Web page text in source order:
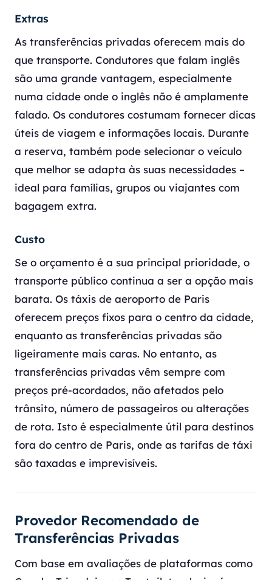
Extras
As transferências privadas oferecem mais do
que transporte. Condutores que falam inglês
são uma grande vantagem, especialmente
numa cidade onde o inglês não é amplamente
falado. Os condutores costumam fornecer dicas
úteis de viagem e informações locais. Durante
a reserva, também pode selecionar o veículo
que melhor se adapta às suas necessidades –
ideal para famílias, grupos ou viajantes com
bagagem extra.
Custo
Se o orçamento é a sua principal prioridade, o
transporte público continua a ser a opção mais
barata. Os táxis de aeroporto de Paris
oferecem preços fixos para o centro da cidade,
enquanto as transferências privadas são
ligeiramente mais caras. No entanto, as
transferências privadas vêm sempre com
preços pré-acordados, não afetados pelo
trânsito, número de passageiros ou alterações
de rota. Isto é especialmente útil para destinos
fora do centro de Paris, onde as tarifas de táxi
são taxadas e imprevisíveis.
Provedor Recomendado de
Transferências Privadas
Com base em avaliações de plataformas como